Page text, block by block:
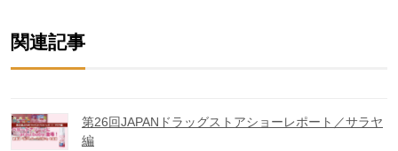
関連記事
第26回JAPANドラッグストアショーレポート／サラヤ
編